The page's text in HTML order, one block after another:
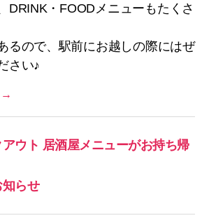
DRINK・FOODメニューもたくさ
るので、駅前にお越しの際にはぜ
さい♪
→
ウト 居酒屋メニューがお持ち帰
らせ